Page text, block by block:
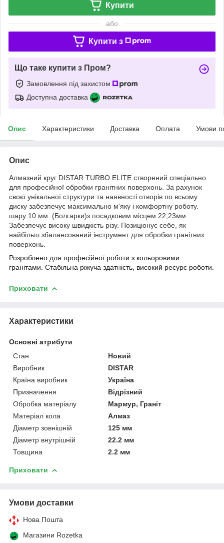
Купити
або
Купити з
Що таке купити з Пром?
Замовлення під захистом
Доступна доставка
Опис Характеристики Доставка Оплата Умови
Опис
Алмазний круг DISTAR TURBO ELITE створений спеціально
для професійної обробки гранітних поверхонь. За рахунок
своєї унікальної структури та наявності отворів по всьому
диску забезпечує максимально м'яку і комфортну роботу.
шару 10 мм. (Болгарки)з посадковим місцем 22,23мм.
Забезпечує високу швидкість різу. Позиціонує себе, як
найбільш збалансований інструмент для обробки гранітних
поверхонь.
Розроблено для професійної роботи з кольоровими
гранітами. Стабільна ріжуча здатність, високий ресурс роботи.
Приховати
Характеристики
Основні атрибути
Стан
Новий
Виробник
DISTAR
Країна виробник
Україна
Призначення
Відрізний
Обробка матеріалу
Мармур, Граніт
Матеріал кола
Алмаз
Діаметр зовнішній
125 мм
Діаметр внутрішній
22.2 мм
Товщина
2.2 мм
Приховати
Умови доставки
Нова Пошта
Магазини Rozetka